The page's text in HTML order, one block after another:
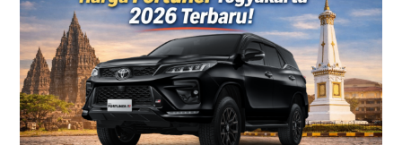
2026!
Harga
Innova
Reborn
Diesel
Yogyakarta